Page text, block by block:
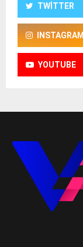
TWITTER
INSTAGRAM
YOUTUBE